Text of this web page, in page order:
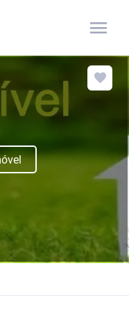
menu